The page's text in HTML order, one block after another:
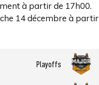
à partir de 17h00.
14 décembre à partir
Playoffs